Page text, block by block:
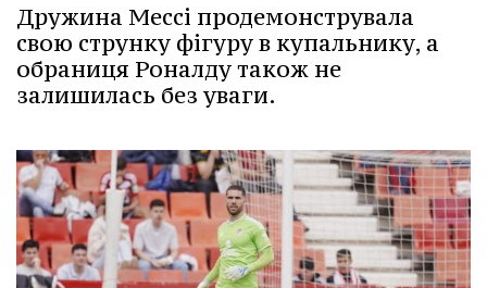
Дружина Мессі продемонструвала
свою струнку фігуру в купальнику, а
обраниця Роналду також не
залишилась без уваги.